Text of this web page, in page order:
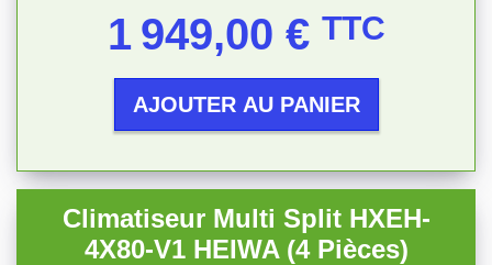
1 949,00 € TTC
AJOUTER AU PANIER
Climatiseur Multi Split HXEH-
4X80-V1 HEIWA (4 Pièces)